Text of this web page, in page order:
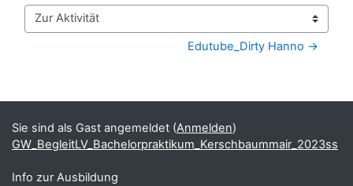
Zur Aktivität
Edutube_Dirty Hanno →
Ergänzungsblöcke
Sie sind als Gast angemeldet (Anmelden)
GW_BegleitLV_Bachelorpraktikum_Kerschbaummair_2023ss
Info zur Ausbildung